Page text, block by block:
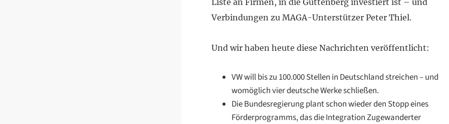
Verbindungen zu MAGA-Unterstützer Peter Thiel.
Und wir haben heute diese Nachrichten veröffentlicht:
VW will bis zu 100.000 Stellen in Deutschland streichen – und
womöglich vier deutsche Werke schließen.
Die Bundesregierung plant schon wieder den Stopp eines
Förderprogramms, das die Integration Zugewanderter